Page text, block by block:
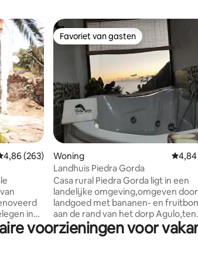
beoordeling van 4,86 op 5, 263
4,86 (263)
in de
charme
Favoriet van gasten
Favoriet van gasten
Woning
Landhuis Piedra Gorda
Casa rural Piedra Gorda ligt in een
landelijke omgeving,omgeven
landgoed met bananen- en
aan de rand van het dorp Agulo,ten
noorden van het eiland Gomera.
een bevoorrecht uitzicht op de
voorzieningen voor